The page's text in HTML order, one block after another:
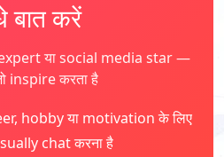
बात करें
या social media star —
inspire करता है
hobby या motivation के लिए
chat करना है